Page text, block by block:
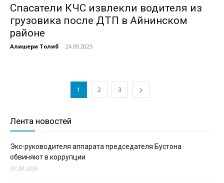
Спасатели КЧС извлекли водителя из
грузовика после ДТП в Айнинском
районе
Алишери Толиб - 24.09.2025
1 2 3
Лента новостей
Экс-руководителя аппарата председателя Бустона
обвиняют в коррупции
07.08.2026